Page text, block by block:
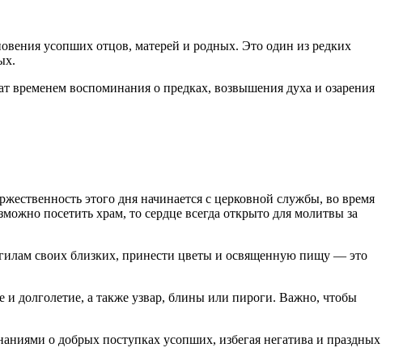
усопших отцов, матерей и родных. Это один из редких
временем воспоминания о предках, возвышения духа и озарения
этого дня начинается с церковной службы, во время
посетить храм, то сердце всегда открыто для молитвы за
своих близких, принести цветы и освященную пищу — это
долголетие, а также узвар, блины или пироги. Важно, чтобы
о добрых поступках усопших, избегая негатива и праздных